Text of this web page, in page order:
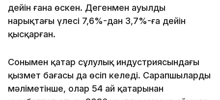
дейін ғана өскен. Дегенмен ауылдың
нарықтағы үлесі 7,6%-дан 3,7%-ға дейін
қысқарған.
Сонымен қатар сұлулық индустриясындағы
қызмет бағасы да өсіп келеді. Сарапшылардың
мәліметінше, олар 54 ай қатарынан